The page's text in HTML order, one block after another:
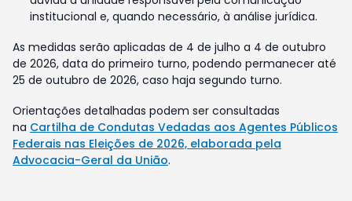
institucional e, quando necessário, à análise jurídica.
As medidas serão aplicadas de 4 de julho a 4 de outubro
de 2026, data do primeiro turno, podendo permanecer até
25 de outubro de 2026, caso haja segundo turno.
Orientações detalhadas podem ser consultadas
na Cartilha de Condutas Vedadas aos Agentes Públicos
Federais nas Eleições de 2026, elaborada pela
Advocacia-Geral da União.